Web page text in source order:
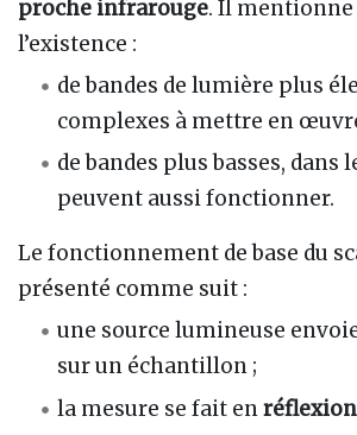
proche infrarouge. Il
l’existence :
de bandes de lumière plus
complexes à mettre en
de bandes plus basses, dans
peuvent aussi fonctionner.
Le fonctionnement de base du
présenté comme suit :
une source lumineuse
sur un échantillon ;
la mesure se fait enréflexion